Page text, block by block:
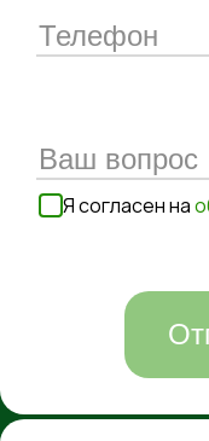
Я согласен на